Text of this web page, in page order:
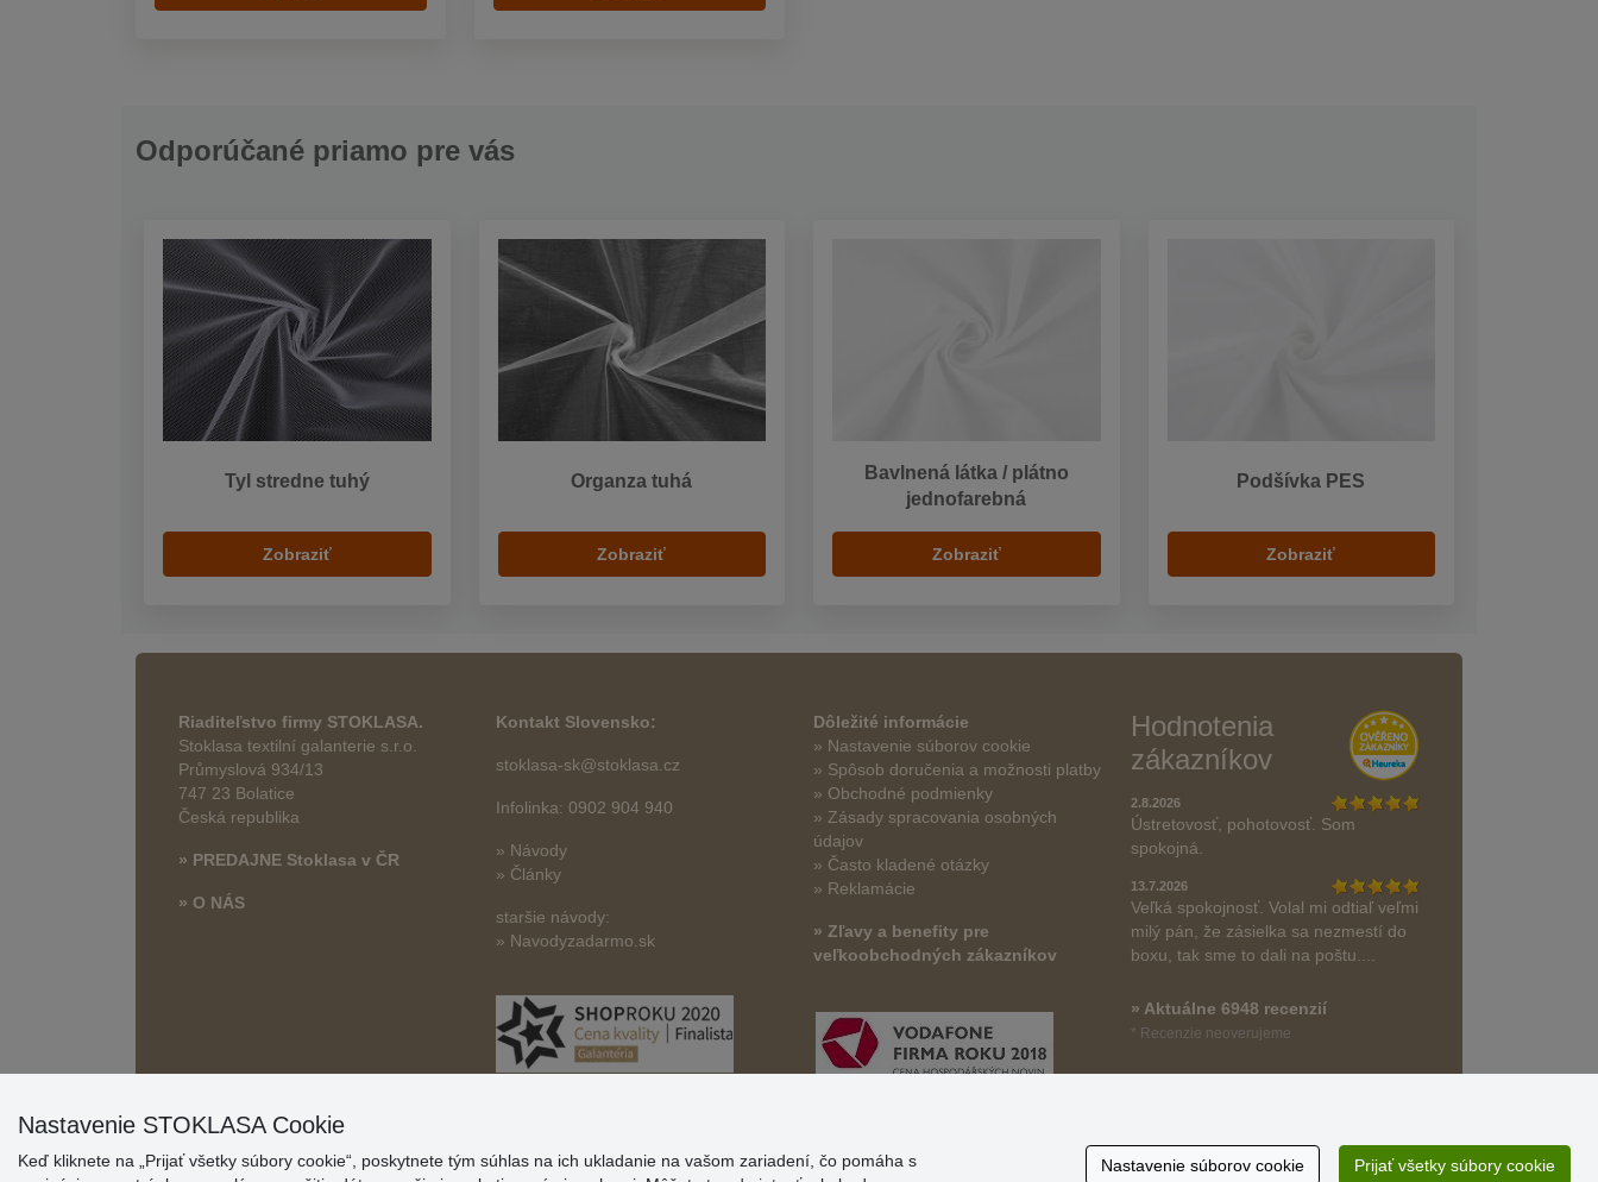
Odporúčané priamo pre vás
Tyl stredne tuhý
Zobraziť
Organza tuhá
Zobraziť
Bavlnená látka / plátno
jednofarebná
Zobraziť
Podšívka PES
Zobraziť
Riaditeľstvo firmy STOKLASA.
Stoklasa textilní galanterie s.r.o.
Průmyslová 934/13
747 23 Bolatice
Česká republika
» PREDAJNE Stoklasa v ČR
» O NÁS
Kontakt Slovensko:
stoklasa-sk@stoklasa.cz
Infolinka: 0902 904 940
» Návody
» Články
staršie návody:
» Navodyzadarmo.sk
Dôležité informácie
» Nastavenie súborov cookie
» Spôsob doručenia a možnosti platby
» Obchodné podmienky
» Zásady spracovania osobných
údajov
» Často kladené otázky
» Reklamácie
» Zľavy a benefity pre
veľkoobchodných zákazníkov
Hodnotenia
zákazníkov
2.8.2026
Ústretovosť, pohotovosť. Som
spokojná.
13.7.2026
Veľká spokojnosť. Volal mi odtiaľ veľmi
milý pán, že zásielka sa nezmestí do
boxu, tak sme to dali na poštu....
» Aktuálne 6948 recenzií
* Recenzie neoverujeme
Nastavenie STOKLASA Cookie
Keď kliknete na „Prijať všetky súbory cookie“, poskytnete tým súhlas na ich ukladanie na vašom zariadení, čo pomáha s
Nastavenie súborov cookie Prijať všetky súbory cookie